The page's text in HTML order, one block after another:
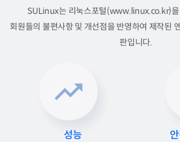
SULinux는 리눅스포털(www.linux.co.kr)을
회원들의 불편사항 및 개선점을 반영하여 제작된
판입니다.
성능